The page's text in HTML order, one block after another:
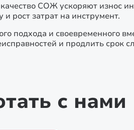
СОЖ ускоряют износ
рост затрат на инструмент.
подхода и своевременного
и продлить срок
с нами